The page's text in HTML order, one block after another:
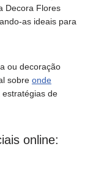
Decora Flores
as ideais para
ou decoração
sobre onde
estratégias de
online: